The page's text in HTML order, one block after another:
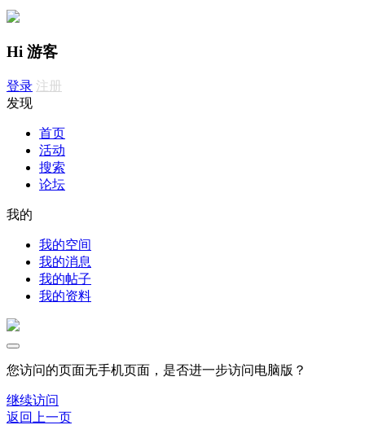
Hi 游客
登录 注册
发现
首页
活动
搜索
论坛
我的
我的空间
我的消息
我的帖子
我的资料
您访问的页面无手机页面，是否进一步访问电脑版？
继续访问
返回上一页